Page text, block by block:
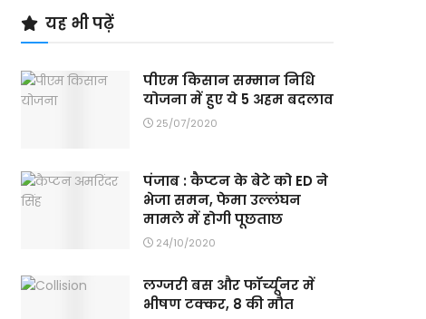
यह भी पढ़ें
पीएम किसान सम्मान निधि
योजना में हुए ये 5 अहम बदलाव
25/07/2020
पंजाब : कैप्टन के बेटे को ED ने
भेजा समन, फेमा उल्लंघन
मामले में होगी पूछताछ
24/10/2020
लग्जरी बस और फॉर्च्यूनर में
भीषण टक्कर, 8 की मौत